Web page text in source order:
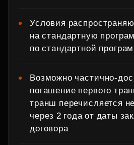
Условия
на стандартную
по стандартной
Возможно
погашение первого
транш перечисляется
через 2 года от даты
договора